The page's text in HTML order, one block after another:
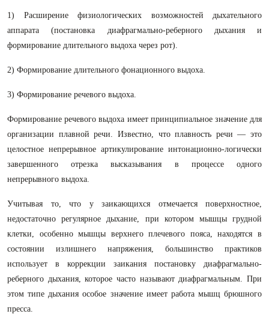
1) Расширение физиологических возможностей дыхательного
аппарата (постановка диафрагмально-реберного дыхания и
формирование длительного выдоха через рот).
2) Формирование длительного фонационного выдоха.
3) Формирование речевого выдоха.
Формирование речевого выдоха имеет принципиальное значение для
организации плавной речи. Известно, что плавность речи — это
целостное непрерывное артикулирование интонационно-логически
завершенного отрезка высказывания в процессе одного
непрерывного выдоха.
Учитывая то, что у заикающихся отмечается поверхностное,
недостаточно регулярное дыхание, при котором мышцы грудной
клетки, особенно мышцы верхнего плечевого пояса, находятся в
состоянии излишнего напряжения, большинство практиков
использует в коррекции заикания постановку диафрагмально-
реберного дыхания, которое часто называют диафрагмальным. При
этом типе дыхания особое значение имеет работа мышц брюшного
пресса.